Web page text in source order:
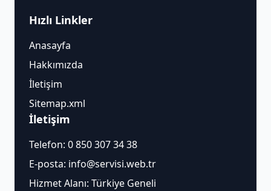
Hızlı Linkler
Anasayfa
Hakkımızda
İletişim
Sitemap.xml
İletişim
Telefon: 0 850 307 34 38
E-posta: info@servisi.web.tr
Hizmet Alanı: Türkiye Geneli